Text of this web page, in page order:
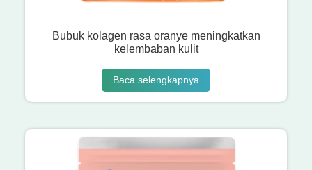
Bubuk kolagen rasa oranye meningkatkan
kelembaban kulit
Baca selengkapnya